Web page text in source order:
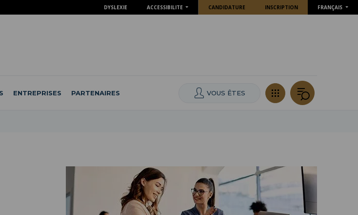
DYSLEXIE ACCESSIBILITE CANDIDATURE INSCRIPTION FRANÇAIS
ENTREPRISES PARTENAIRES VOUS ÊTES